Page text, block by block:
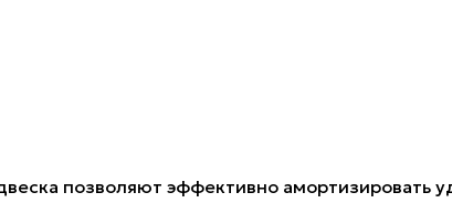
позволяют эффективно амортизировать